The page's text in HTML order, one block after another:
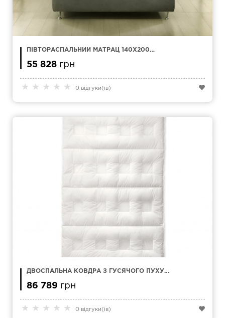
★ ★ ★ ★ ★ 0 відгуки(ів)
ПІВТОРАСПАЛЬНИЙ МАТРАЦ 140Х200
55 828 грн
★ ★ ★ ★ ★ 0 відгуки(ів)
ДВОСПАЛЬНА КОВДРА З ГУСЯЧОГО ПУХУ
СМ
86 789 грн